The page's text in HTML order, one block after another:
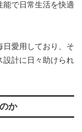
能で日常生活を快適
日愛用しており、そ
設計に日々助けられ
か